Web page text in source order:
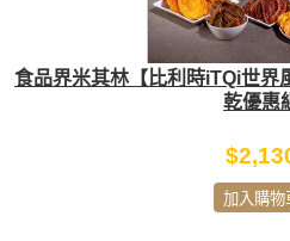
食品界米其林【比利時iTQi世界
乾優惠
加入購物